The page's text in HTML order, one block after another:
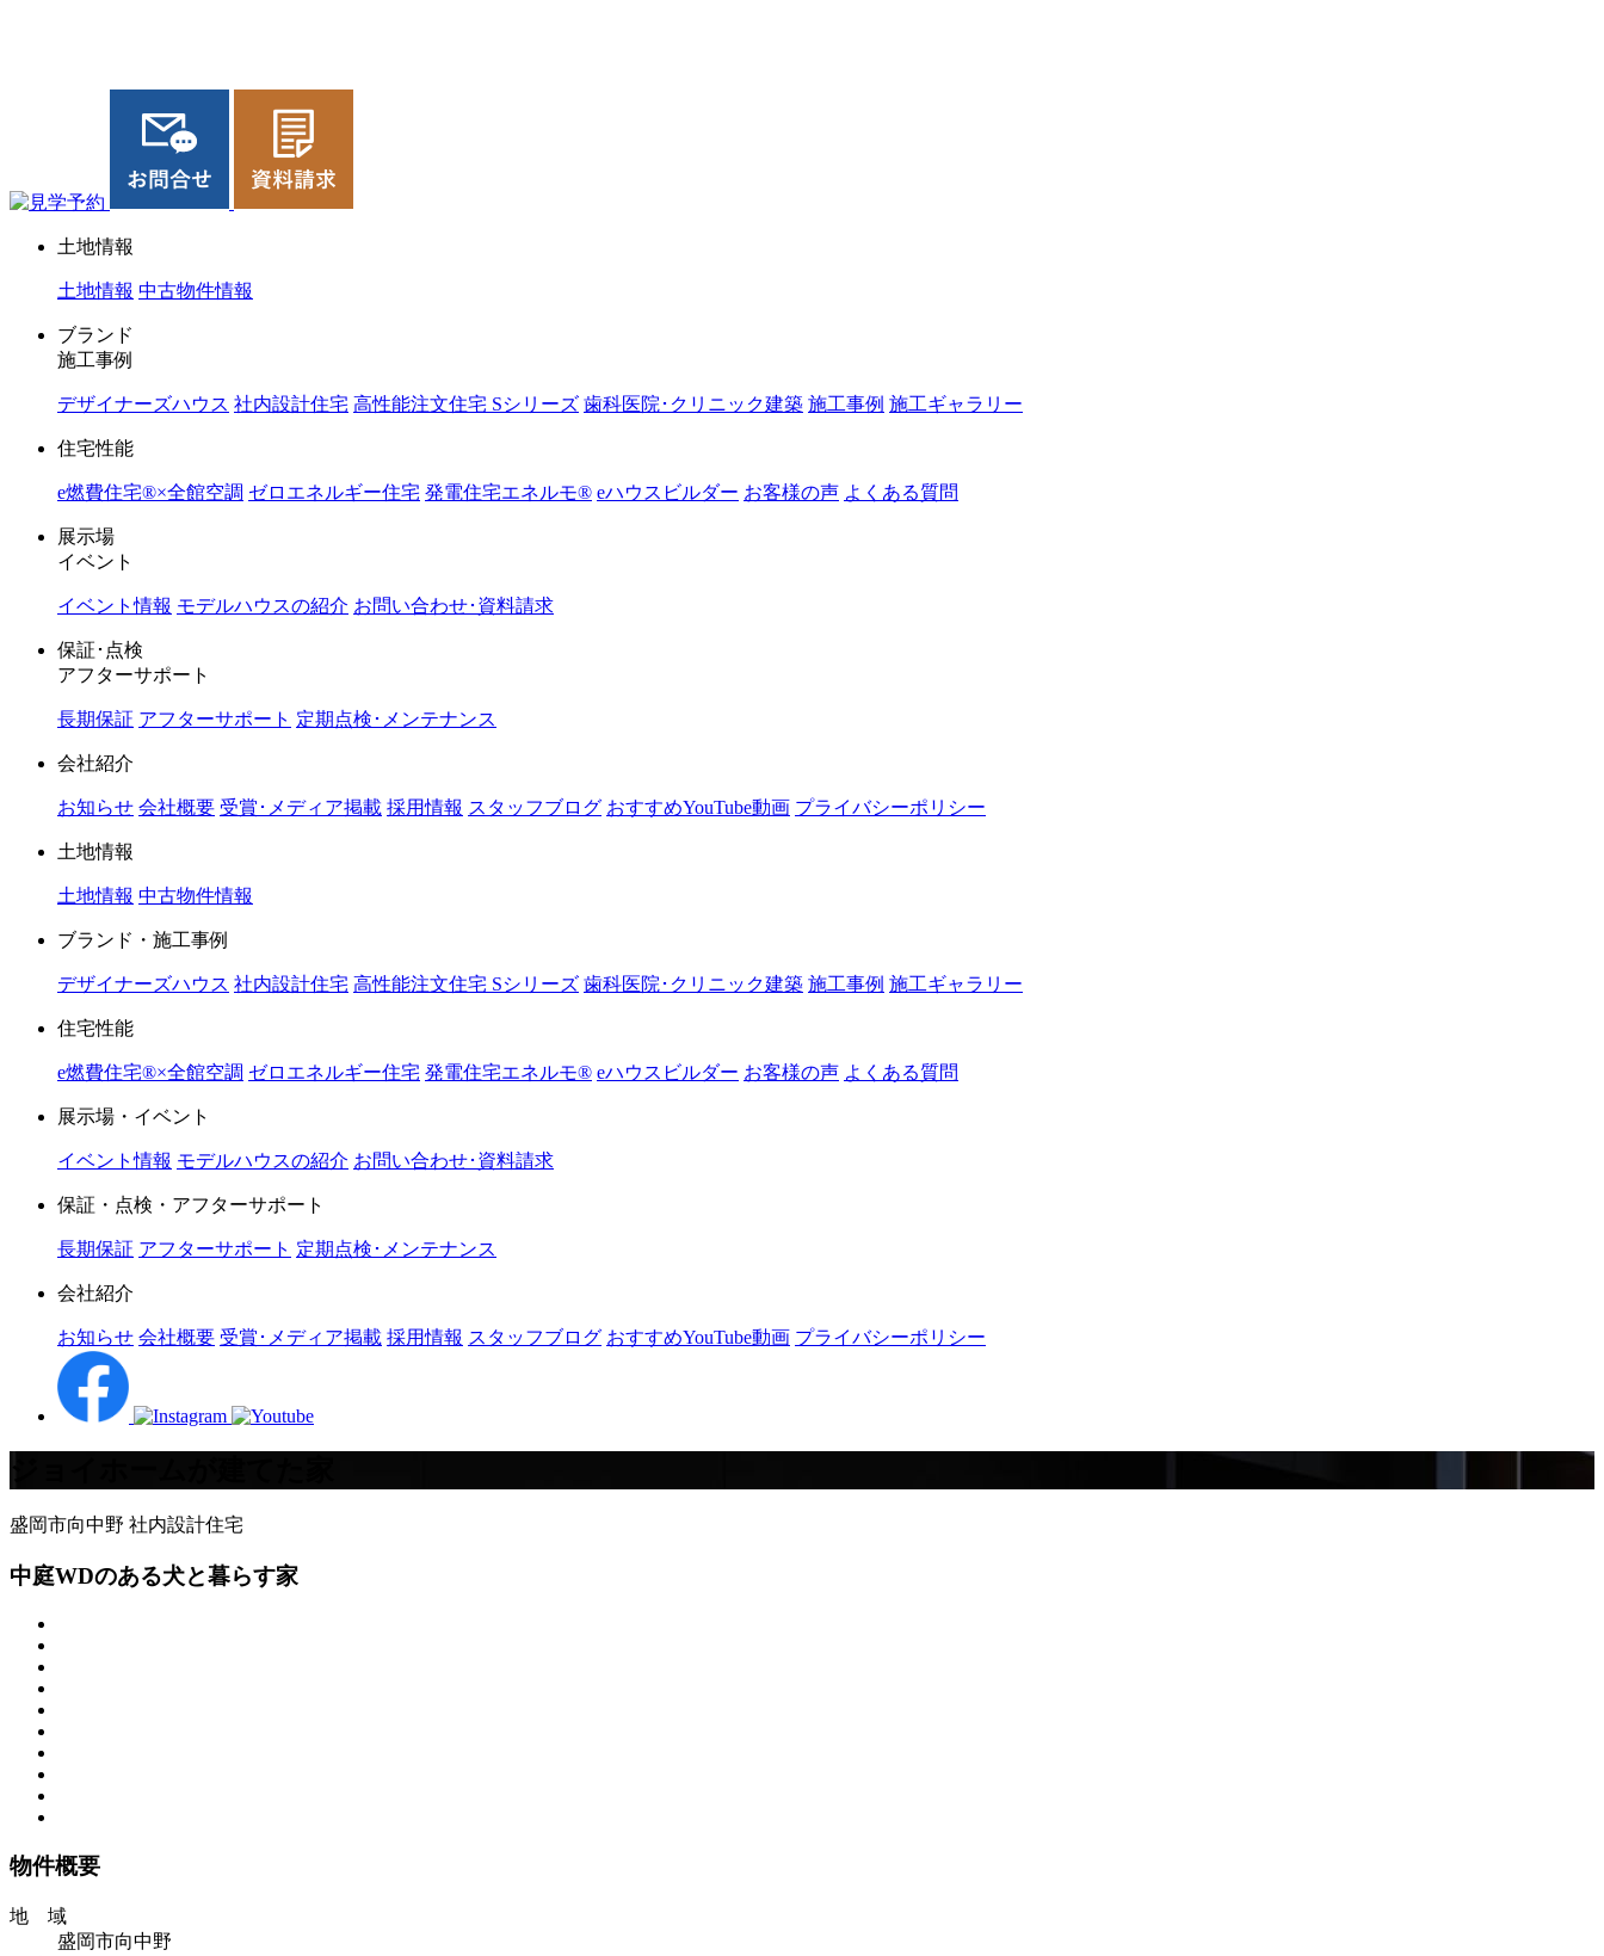
土地情報
土地情報 中古物件情報
ブランド
施工事例
デザイナーズハウス 社内設計住宅 高性能注文住宅 Sシリーズ 歯科医院･クリニック建築 施工事例 施工ギャラリー
住宅性能
e燃費住宅®︎×全館空調 ゼロエネルギー住宅 発電住宅エネルモ®︎ eハウスビルダー お客様の声 よくある質問
展示場
イベント
イベント情報 モデルハウスの紹介 お問い合わせ･資料請求
保証･点検
アフターサポート
長期保証 アフターサポート 定期点検･メンテナンス
会社紹介
お知らせ 会社概要 受賞･メディア掲載 採用情報 スタッフブログ おすすめYouTube動画 プライバシーポリシー
土地情報
土地情報 中古物件情報
ブランド・施工事例
デザイナーズハウス 社内設計住宅 高性能注文住宅 Sシリーズ 歯科医院･クリニック建築 施工事例 施工ギャラリー
住宅性能
e燃費住宅®︎×全館空調 ゼロエネルギー住宅 発電住宅エネルモ®︎ eハウスビルダー お客様の声 よくある質問
展示場・イベント
イベント情報 モデルハウスの紹介 お問い合わせ･資料請求
保証・点検・アフターサポート
長期保証 アフターサポート 定期点検･メンテナンス
会社紹介
お知らせ 会社概要 受賞･メディア掲載 採用情報 スタッフブログ おすすめYouTube動画 プライバシーポリシー
ジョイホームが建てた家
盛岡市向中野 社内設計住宅
中庭WDのある犬と暮らす家
物件概要
地 域
盛岡市向中野